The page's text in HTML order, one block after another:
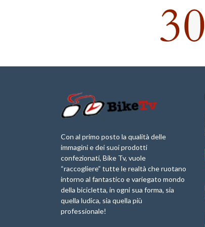
Con al primo posto la qualità delle
immagini e dei suoi prodotti
confezionati, Bike Tv, vuole
“raccogliere” tutte le realtà che ruotano
intorno al fantastico e variegato mondo
della bicicletta, in ogni sua forma, sia
quella ludica, sia quella più
professionale!
Briko Torino – 11
Maggio 2025 – r
Giancarlo Brocci
Marathon 2025”
Borghi&Castelli” –
Anteprima
1a Edizione
Granfondo